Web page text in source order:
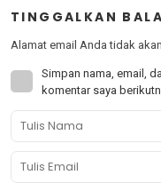
TINGGALKAN
Alamat email Anda tidak
Simpan nama, email,
komentar saya